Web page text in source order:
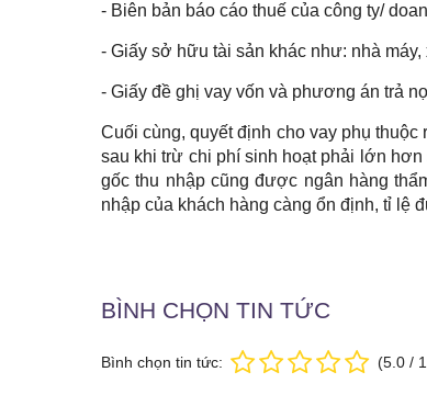
- Biên bản báo cáo thuế của công ty/
- Giấy sở hữu tài sản khác như: nhà
- Giấy đề ghị vay vốn và phương án trả
Cuối cùng, quyết định cho vay phụ
sau khi trừ chi phí sinh hoạt phải lớn
gốc thu nhập cũng được ngân hàng
nhập của khách hàng càng ổn định, tỉ lệ
BÌNH CHỌN TIN TỨC
Bình chọn tin tức: (5.0 / 1